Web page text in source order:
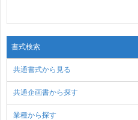
書式検索
共通書式から見る
共通企画書から探す
業種から探す